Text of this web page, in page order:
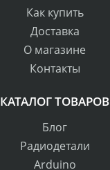
Как купить
Доставка
О магазине
Контакты
КАТАЛОГ ТОВАРОВ
Блог
Радиодетали
Arduino